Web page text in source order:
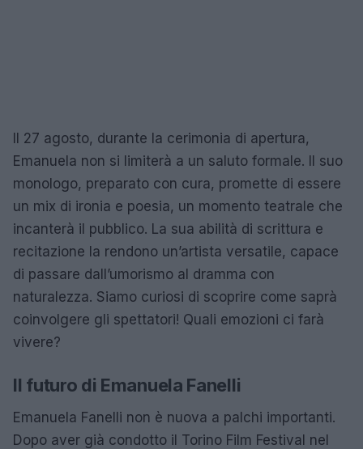
Il 27 agosto, durante la cerimonia di apertura,
Emanuela non si limiterà a un saluto formale. Il suo
monologo, preparato con cura, promette di essere
un mix di ironia e poesia, un momento teatrale che
incanterà il pubblico. La sua abilità di scrittura e
recitazione la rendono un’artista versatile, capace
di passare dall’umorismo al dramma con
naturalezza. Siamo curiosi di scoprire come saprà
coinvolgere gli spettatori! Quali emozioni ci farà
vivere?
Il futuro di Emanuela Fanelli
Emanuela Fanelli non è nuova a palchi importanti.
Dopo aver già condotto il Torino Film Festival nel